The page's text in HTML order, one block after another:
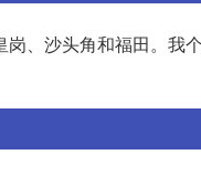
、沙头角和福田。我